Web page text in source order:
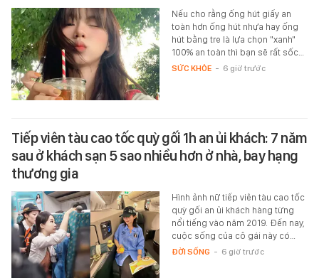
Nếu cho rằng ống hút giấy an
toàn hơn ống hút nhựa hay ống
hút bằng tre là lựa chọn "xanh"
100% an toàn thì bạn sẽ rất sốc…
SỨC KHỎE - 6 giờ trước
Tiếp viên tàu cao tốc quỳ gối 1h an ủi khách: 7 năm
sau ở khách sạn 5 sao nhiều hơn ở nhà, bay hạng
thương gia
Hình ảnh nữ tiếp viên tàu cao tốc
quỳ gối an ủi khách hàng từng
nổi tiếng vào năm 2019. Đến nay,
cuộc sống của cô gái này có…
ĐỜI SỐNG - 6 giờ trước